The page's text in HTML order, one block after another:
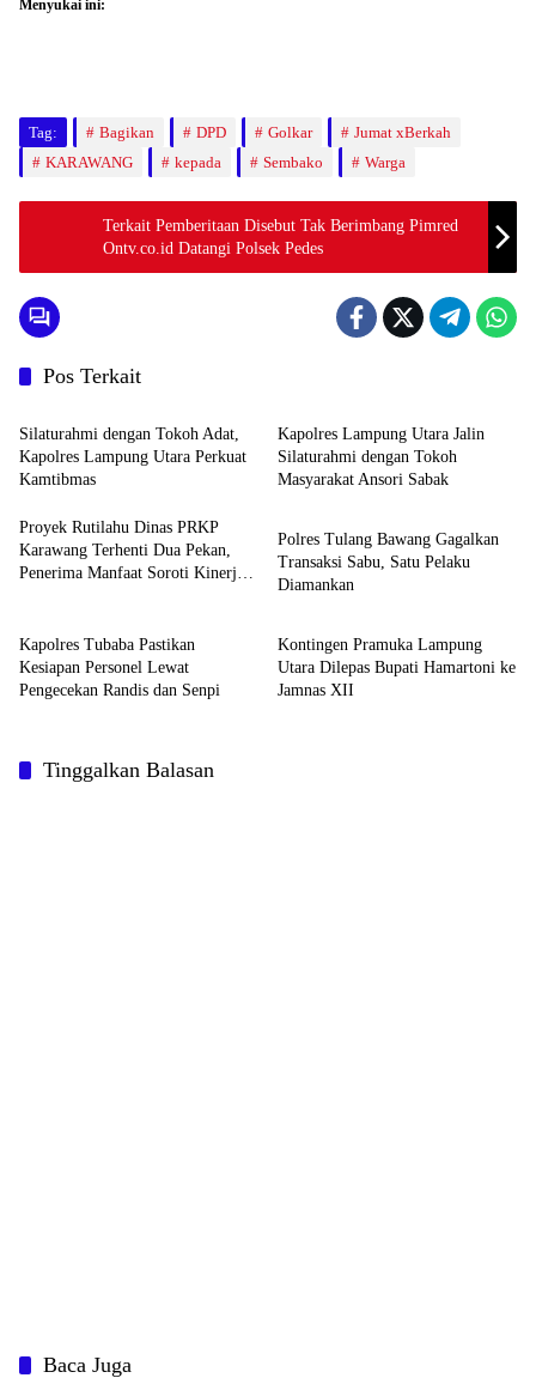
Menyukai ini:
Tag: Bagikan DPD Golkar
Jumat xBerkah
KARAWANG
kepada Sembako Warga
Terkait Pemberitaan Disebut Tak Berimbang Pimred
Ontv.co.id Datangi Polsek Pedes
Pos Terkait
Daerah
Silaturahmi dengan Tokoh Adat,
Kapolres Lampung Utara Perkuat
Kamtibmas
Kapolres Lampung Utara Jalin
Silaturahmi dengan Tokoh
Masyarakat Ansori Sabak
Proyek Rutilahu Dinas PRKP
Karawang Terhenti Dua Pekan,
Penerima Manfaat Soroti Kinerja
Daerah
Polres Tulang Bawang Gagalkan
Transaksi Sabu, Satu Pelaku
Diamankan
Kapolres Tubaba Pastikan
Kesiapan Personel Lewat
Pengecekan Randis dan Senpi
Daerah
Kontingen Pramuka Lampung
Utara Dilepas Bupati Hamartoni ke
Jamnas XII
Tinggalkan Balasan
Baca Juga